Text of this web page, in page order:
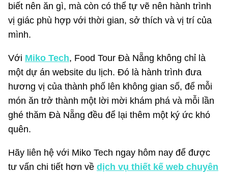
biết nên ăn gì, mà còn có thể tự vẽ nên hành trình
vị giác phù hợp với thời gian, sở thích và vị trí của
mình.
Với Miko Tech, Food Tour Đà Nẵng không chỉ là
một dự án website du lịch. Đó là hành trình đưa
hương vị của thành phố lên không gian số, để mỗi
món ăn trở thành một lời mời khám phá và mỗi lần
ghé thăm Đà Nẵng đều để lại thêm một ký ức khó
quên.
Hãy liên hệ với Miko Tech ngay hôm nay để được
tư vấn chi tiết hơn về dịch vụ thiết kế web chuyên